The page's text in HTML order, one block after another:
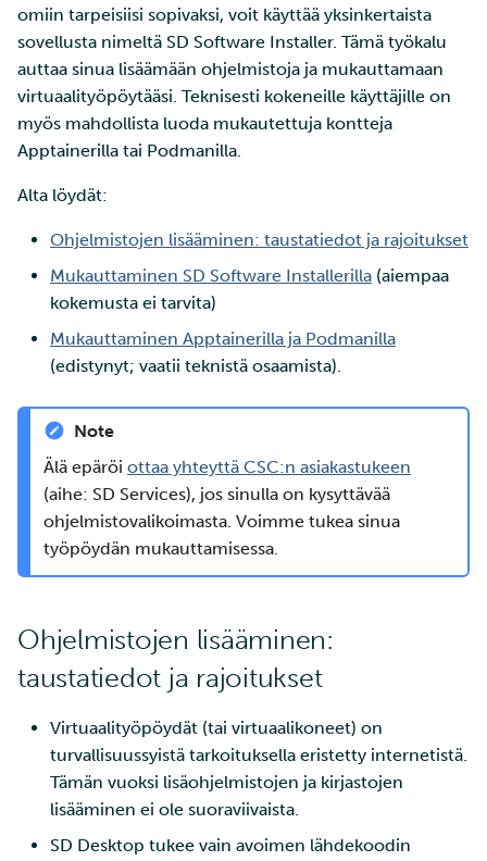
tarkastelu
Laskutus
Monivaiheinen
tunnistautuminen
Vahva tunnistautuminen
ja IDAn välillä Puhtin
Mukauttaminen
Apptainerilla ja Podmanilla
Seuraavat vaiheet tässä
oppaassa
omiin tarpeisiisi sopivaksi, voit käyttää yksinkertaista
sovellusta nimeltä SD Software Installer. Tämä työkalu
auttaa sinua lisäämään ohjelmistoja ja mukauttamaan
virtuaalityöpöytääsi. Teknisesti kokeneille käyttäjille on
myös mahdollista luoda mukautettuja kontteja
Apptainerilla tai Podmanilla.
Alta löydät:
Ohjelmistojen lisääminen: taustatiedot ja rajoitukset
Mukauttaminen SD Software Installerilla (aiempaa
kokemusta ei tarvita)
Mukauttaminen Apptainerilla ja Podmanilla
(edistynyt; vaatii teknistä osaamista).
Note
Älä epäröi ottaa yhteyttä CSC:n asiakastukeen
(aihe: SD Services), jos sinulla on kysyttävää
ohjelmistovalikoimasta. Voimme tukea sinua
työpöydän mukauttamisessa.
Ohjelmistojen lisääminen:
taustatiedot ja rajoitukset
Virtuaalityöpöydät (tai virtuaalikoneet) on
turvallisuussyistä tarkoituksella eristetty internetistä.
Tämän vuoksi lisäohjelmistojen ja kirjastojen
lisääminen ei ole suoraviivaista.
SD Desktop tukee vain avoimen lähdekoodin